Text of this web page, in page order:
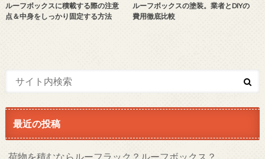
ルーフボックスに積載する際の注意
点＆中身をしっかり固定する方法
ルーフボックスの塗装。業者とDIYの
費用徹底比較
最近の投稿
荷物を積むならルーフラック？ルーフボックス？